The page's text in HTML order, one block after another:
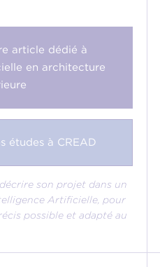
article dédié à
en architecture
études à CREAD
son projet dans un
Artificielle, pour
possible et adapté au